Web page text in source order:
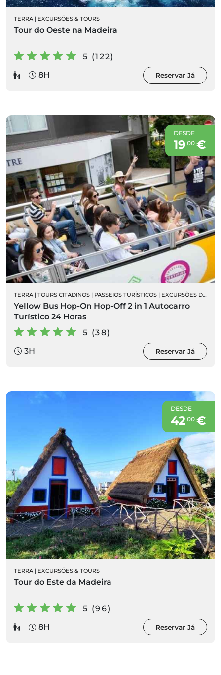
TERRA | EXCURSÕES & TOURS
Tour do Oeste na Madeira
5 (122)
8H
Reservar Já
DESDE
19 00€
TERRA | TOURS CITADINOS | PASSEIOS TURÍSTICOS | EXCURSÕES DE AUTOCARRO
Yellow Bus Hop-On Hop-Off 2 in 1 Autocarro
Turístico 24 Horas
5 (38)
3H
Reservar Já
DESDE
42 00€
TERRA | EXCURSÕES & TOURS
Tour do Este da Madeira
5 (96)
8H
Reservar Já